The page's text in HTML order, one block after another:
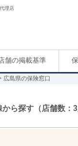
理店
舗の掲載基準
広島県の保険窓口
から探す（店舗数：3